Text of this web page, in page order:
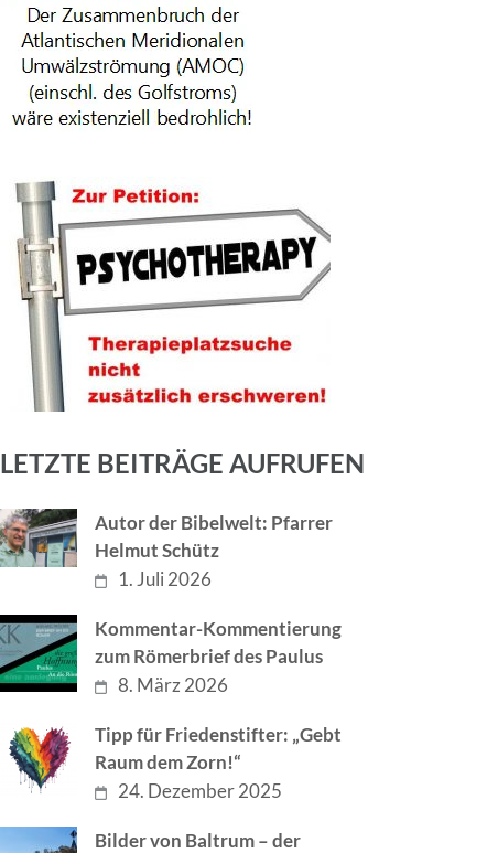
LETZTE BEITRÄGE AUFRUFEN
Autor der Bibelwelt: Pfarrer
Helmut Schütz
1. Juli 2026
Kommentar-Kommentierung
zum Römerbrief des Paulus
8. März 2026
Tipp für Friedenstifter: „Gebt
Raum dem Zorn!“
24. Dezember 2025
Bilder von Baltrum – der